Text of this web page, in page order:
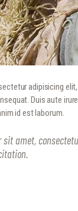
adipisicing
Duis aute
id est laborum.
sit amet,